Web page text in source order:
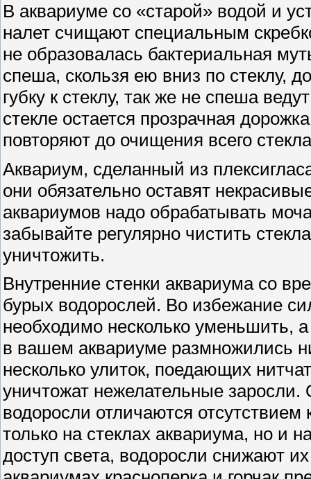
В аквариуме со «старой» водой и
налет счищают специальным
не образовалась бактериальная
спеша, скользя ею вниз по стеклу,
губку к стеклу, так же не спеша
стекле остается прозрачная
повторяют до очищения всего
Аквариум, сделанный из
они обязательно оставят
аквариумов надо обрабатывать
забывайте регулярно чистить
уничтожить.
Внутренние стенки аквариума со
бурых водорослей. Во избежание
необходимо несколько уменьшить,
в вашем аквариуме размножились
несколько улиток, поедающих
уничтожат нежелательные
водоросли отличаются
только на стеклах аквариума, но и
доступ света, водоросли снижают